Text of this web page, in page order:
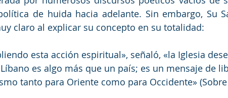
de huida hacia adelante. Sin embargo, Su
claro al explicar su concepto en su totalidad:
esta acción espiritual», señaló, «la Iglesia
es algo más que un país; es un mensaje de
tanto para Oriente como para Occidente»